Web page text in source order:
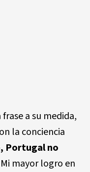
a su medida,
la conciencia
Portugal no
Mi mayor logro en